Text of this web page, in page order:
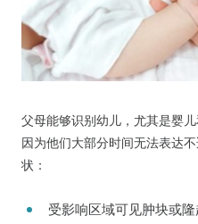
父母能够识别幼儿，尤其是婴
因为他们大部分时间无法表达
状：
受影响区域可见肿块或隆